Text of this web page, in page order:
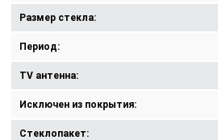
Размер стекла:
Период:
TV антенна:
Исключен из покрытия:
Стеклопакет: